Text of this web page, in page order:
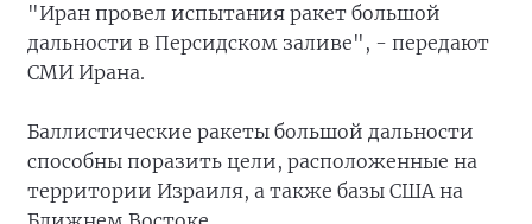
"Иран провел испытания ракет большой
дальности в Персидском заливе", - передают
СМИ Ирана.
Баллистические ракеты большой дальности
способны поразить цели, расположенные на
территории Израиля, а также базы США на